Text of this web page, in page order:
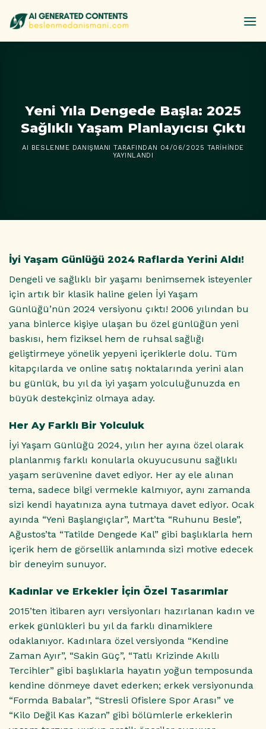
atla
Yeni Yıla Dengede Başla: 2025
Sağlıklı Yaşam Planlayıcısı Çıktı
AI BESLENME DANIŞMANI TARAFINDAN 04/06/2025 TARIHINDE
YAYINLANDI
İyi Yaşam Günlüğü 2024 Raflarda Yerini Aldı!
Dengeli ve sağlıklı bir yaşamı benimsemek isteyenler
için artık bir klasik haline gelen İyi Yaşam
Günlüğü’nün 2024 versiyonu çıktı! 2006 yılından bu
yana binlerce kişiye ulaşan bu özel günlüğün yeni
baskısı, hem fiziksel hem de ruhsal sağlığı
geliştirmeye yönelik yepyeni içeriklerle dolu. Tüm
kitapçılarda ve online satış noktalarında yerini alan
bu günlük, bu yıl da iyi yaşam yolculuğunuzda en
büyük destekçiniz olmaya aday.
Her Ay Farklı Bir Yolculuk
İyi Yaşam Günlüğü 2024, yılın her ayına özel olarak
planlanmış farklı konularla okuyucusunu sağlıklı
yaşam serüvenine davet ediyor. Her ay ele alınan
tema, sadece bilgi vermekle kalmıyor, aynı zamanda
sizi kendi hayatınıza ayna tutmaya davet ediyor. Ocak
ayında “Yeni Başlangıçlar”, Mart’ta “Ruhunu Besle”,
Ağustos’ta “Tatilde Dengede Kal” gibi başlıklarla hem
içerik hem de görsellik anlamında sizi motive edecek
bir deneyim sunuyor.
Kadınlar ve Erkekler İçin Özel Tasarımlar
2015’ten itibaren ayrı versiyonları hazırlanan kadın ve
erkek günlükleri bu yıl da farklı dinamiklere
odaklanıyor. Kadınlara özel versiyonda “Kendine
Zaman Ayır”, “Sakin Güç”, “Tatlı Krizinde Akıllı
Tercihler” gibi başlıklarla hayatın yoğun temposunda
kendine dönmeye davet ederken; erkek versiyonunda
“Formda Babalar”, “Stresli Ofislere Spor Arası” ve
“Kilo Değil Kas Kazan” gibi bölümlerle erkeklerin